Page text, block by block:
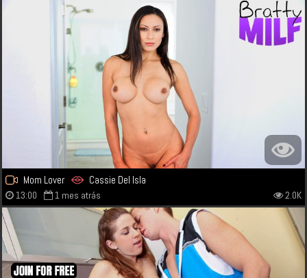
Mom Lover Cassie Del Isla
13:00 1 mes atrás 2.0K